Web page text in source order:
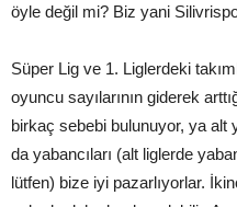
öyle değil mi? Biz yani
Süper Lig ve 1. Liglerdeki
oyuncu sayılarının giderek
birkaç sebebi bulunuyor, ya alt
da yabancıları (alt liglerde
lütfen) bize iyi pazarlıyorlar.